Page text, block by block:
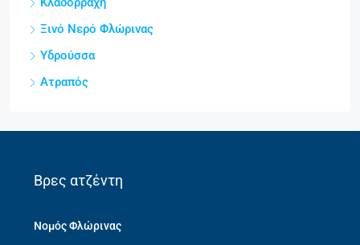
Ξινό Νερό Φλώρινας
Υδρούσσα
Ατραπός
Βρες ατζέντη
Νομός Φλώρινας